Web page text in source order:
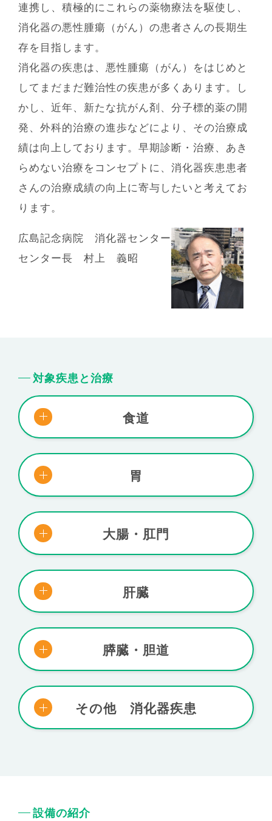
連携し、積極的にこれらの薬物療法を駆使し、
消化器の悪性腫瘍（がん）の患者さんの⻑期⽣
存を⽬指します。
消化器の疾患は、悪性腫瘍（がん）をはじめと
してまだまだ難治性の疾患が多くあります。し
かし、近年、新たな抗がん剤、分⼦標的薬の開
発、外科的治療の進歩などにより、その治療成
績は向上しております。早期診断・治療、あき
らめない治療をコンセプトに、消化器疾患患者
さんの治療成績の向上に寄与したいと考えてお
ります。
広島記念病院 消化器センター
センター長 村上 義昭
対象疾患と治療
食道
胃
大腸・肛門
肝臓
膵臓・胆道
その他 消化器疾患
設備の紹介